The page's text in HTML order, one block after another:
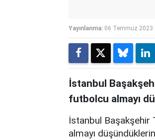
Yayınlanma: 06 Temmuz 2023
İstanbul
futbolcu almayı
İstanbul
almayı